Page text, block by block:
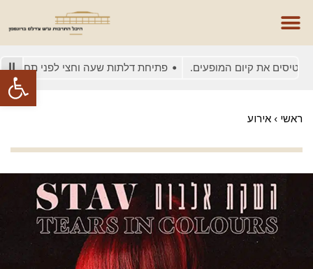
פתח את קיום המופעים. פתיחת דלתות שעה וחצי לפני תחילת
ראשי › אירוע